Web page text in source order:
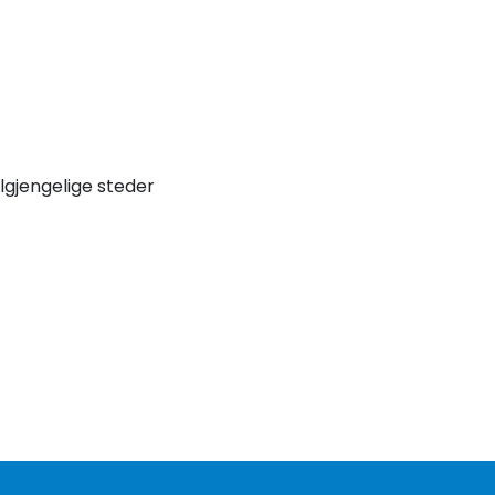
steder